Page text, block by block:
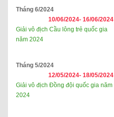
Tháng 6/2024
10/06/2024- 16/06/2024
Giải vô địch Cầu lông trẻ quốc gia
năm 2024
Tháng 5/2024
12/05/2024- 18/05/2024
Giải vô địch Đồng đội quốc gia năm
2024